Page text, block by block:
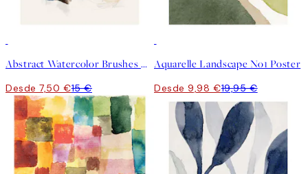
Abstract Watercolor Brushes No1 Poster
Desde 7,50 €15 €
Aquarelle Landscape No1 Poster
Desde 9,98 €19,95 €